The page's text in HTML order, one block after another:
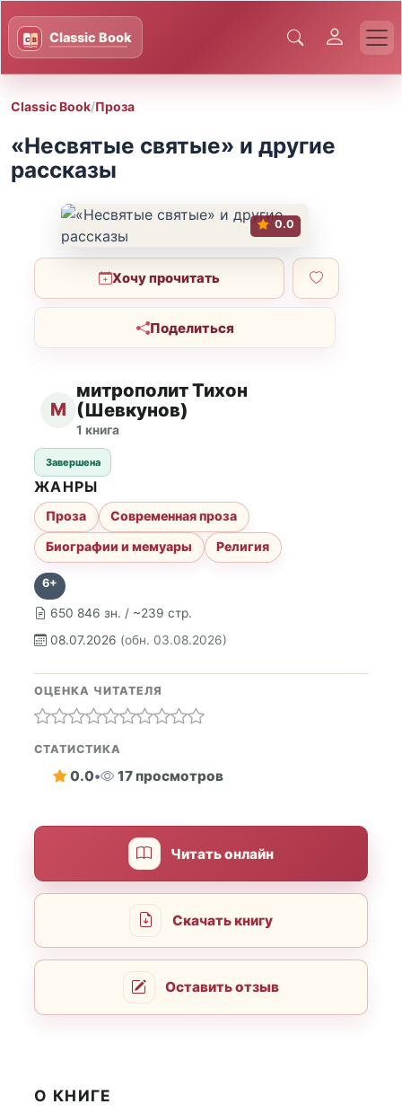
Classic Book/Проза
«Несвятые святые» и другие
рассказы
0.0
Хочу прочитать
Поделиться
М
митрополит Тихон
(Шевкунов)
1 книга
Завершена
6+
650 846 зн. / ~239 стр.
08.07.2026 (обн. 03.08.2026)
ЖАНРЫ
Проза
Современная проза
Биографии и мемуары
Религия
ОЦЕНКА ЧИТАТЕЛЯ
СТАТИСТИКА
0.0• 17 просмотров
Читать онлайн
Скачать книгу
Оставить отзыв
О КНИГЕ